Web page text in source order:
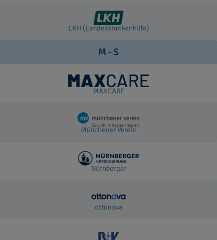
LKH (Landeskrankenhilfe)
M - S
MAXCARE
Münchener Verein
Nürnberger
ottonova